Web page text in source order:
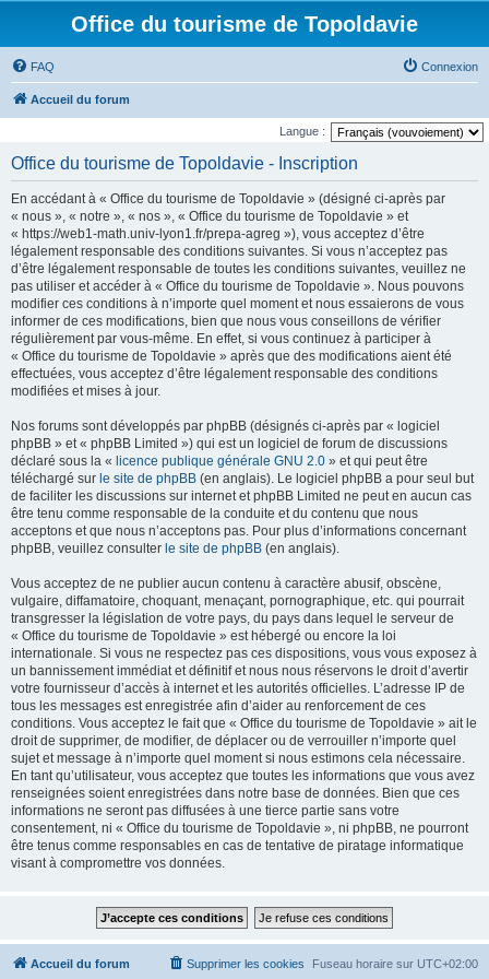
Office du tourisme de Topoldavie
FAQ Connexion
Accueil du forum
Langue :
Office du tourisme de Topoldavie - Inscription
En accédant à « Office du tourisme de Topoldavie » (désigné ci-après par
« nous », « notre », « nos », « Office du tourisme de Topoldavie » et
« https://web1-math.univ-lyon1.fr/prepa-agreg »), vous acceptez d’être
légalement responsable des conditions suivantes. Si vous n’acceptez pas
d’être légalement responsable de toutes les conditions suivantes, veuillez ne
pas utiliser et accéder à « Office du tourisme de Topoldavie ». Nous pouvons
modifier ces conditions à n’importe quel moment et nous essaierons de vous
informer de ces modifications, bien que nous vous conseillons de vérifier
régulièrement par vous-même. En effet, si vous continuez à participer à
« Office du tourisme de Topoldavie » après que des modifications aient été
effectuées, vous acceptez d’être légalement responsable des conditions
modifiées et mises à jour.
Nos forums sont développés par phpBB (désignés ci-après par « logiciel
phpBB » et « phpBB Limited ») qui est un logiciel de forum de discussions
déclaré sous la « licence publique générale GNU 2.0 » et qui peut être
téléchargé sur le site de phpBB (en anglais). Le logiciel phpBB a pour seul but
de faciliter les discussions sur internet et phpBB Limited ne peut en aucun cas
être tenu comme responsable de la conduite et du contenu que nous
acceptons et que nous n’acceptons pas. Pour plus d’informations concernant
phpBB, veuillez consulter le site de phpBB (en anglais).
Vous acceptez de ne publier aucun contenu à caractère abusif, obscène,
vulgaire, diffamatoire, choquant, menaçant, pornographique, etc. qui pourrait
transgresser la législation de votre pays, du pays dans lequel le serveur de
« Office du tourisme de Topoldavie » est hébergé ou encore la loi
internationale. Si vous ne respectez pas ces dispositions, vous vous exposez à
un bannissement immédiat et définitif et nous nous réservons le droit d’avertir
votre fournisseur d’accès à internet et les autorités officielles. L’adresse IP de
tous les messages est enregistrée afin d’aider au renforcement de ces
conditions. Vous acceptez le fait que « Office du tourisme de Topoldavie » ait le
droit de supprimer, de modifier, de déplacer ou de verrouiller n’importe quel
sujet et message à n’importe quel moment si nous estimons cela nécessaire.
En tant qu’utilisateur, vous acceptez que toutes les informations que vous avez
renseignées soient enregistrées dans notre base de données. Bien que ces
informations ne seront pas diffusées à une tierce partie sans votre
consentement, ni « Office du tourisme de Topoldavie », ni phpBB, ne pourront
être tenus comme responsables en cas de tentative de piratage informatique
visant à compromettre vos données.
Accueil du forum Fuseau horaire sur UTC+02:00
Supprimer les cookies